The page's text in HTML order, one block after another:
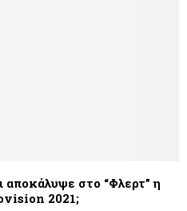
στο “Φλερτ” η
2021;